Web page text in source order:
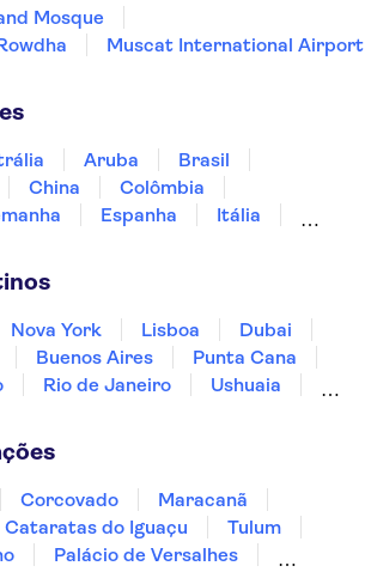
Mosque
Muscat International Airport
Aruba
Brasil
China
Colômbia
Espanha
Itália
Nova York Lisboa
Dubai
Buenos Aires
Punta Cana
Rio de Janeiro
Ushuaia
Corcovado
Maracanã
Cataratas do Iguaçu
Tulum
Palácio de Versalhes